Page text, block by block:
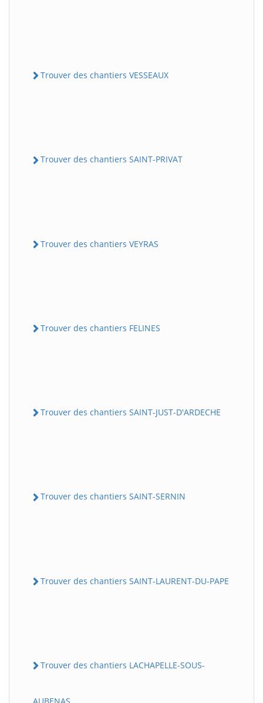
Trouver des chantiers VESSEAUX
Trouver des chantiers SAINT-PRIVAT
Trouver des chantiers VEYRAS
Trouver des chantiers FELINES
Trouver des chantiers SAINT-JUST-D'ARDECHE
Trouver des chantiers SAINT-SERNIN
Trouver des chantiers SAINT-LAURENT-DU-PAPE
Trouver des chantiers LACHAPELLE-SOUS-